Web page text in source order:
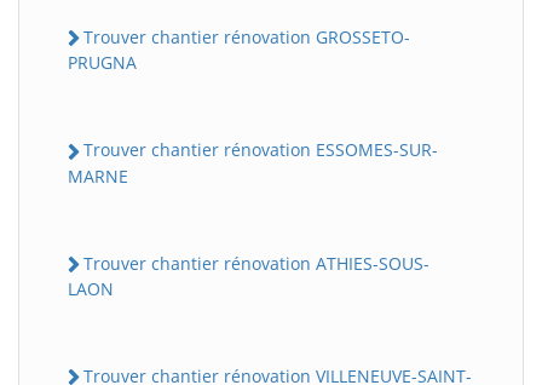
Trouver chantier rénovation GROSSETO-
PRUGNA
Trouver chantier rénovation ESSOMES-SUR-
MARNE
Trouver chantier rénovation ATHIES-SOUS-
LAON
Trouver chantier rénovation VILLENEUVE-SAINT-